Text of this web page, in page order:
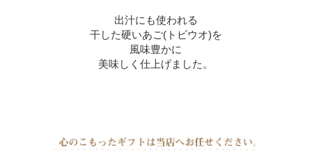
出汁にも使われる
干した硬いあご(トビウオ)を
風味豊かに
美味しく仕上げました。